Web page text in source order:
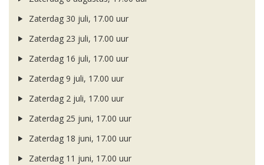
Zaterdag 30 juli, 17.00 uur
Zaterdag 23 juli, 17.00 uur
Zaterdag 16 juli, 17.00 uur
Zaterdag 9 juli, 17.00 uur
Zaterdag 2 juli, 17.00 uur
Zaterdag 25 juni, 17.00 uur
Zaterdag 18 juni, 17.00 uur
Zaterdag 11 juni, 17.00 uur